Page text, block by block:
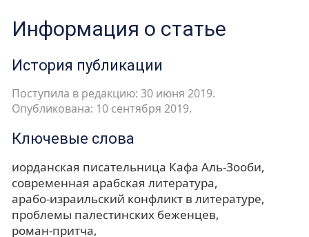
Информация о статье
История публикации
Поступила в редакцию: 30 июня 2019.
Опубликована: 10 сентября 2019.
Ключевые слова
иорданская писательница Кафа Аль-Зооби
современная арабская литература
арабо-израильский конфликт в литературе
проблемы палестинских беженцев
роман-притча